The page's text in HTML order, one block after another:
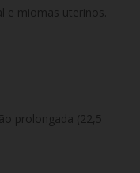
e miomas uterinos.
prolongada (22,5